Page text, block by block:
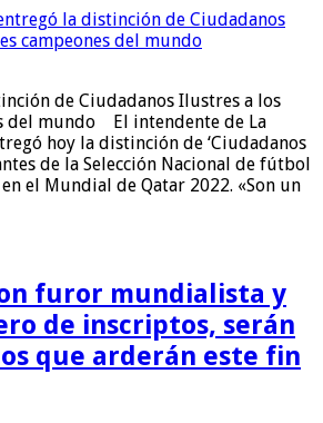
de Ciudadanos Ilustres a los
del mundo El intendente de La
hoy la distinción de ‘Ciudadanos
de la Selección Nacional de fútbol
el Mundial de Qatar 2022. «Son un
furor mundialista y
de inscriptos, serán
que arderán este fin